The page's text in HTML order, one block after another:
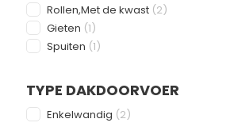
Rollen,Met de kwast (2products
)
Gieten (1products available
)
Spuiten (1products available
)
TYPE DAKDOORVOER
FILTER
Enkelwandig (2products available
)